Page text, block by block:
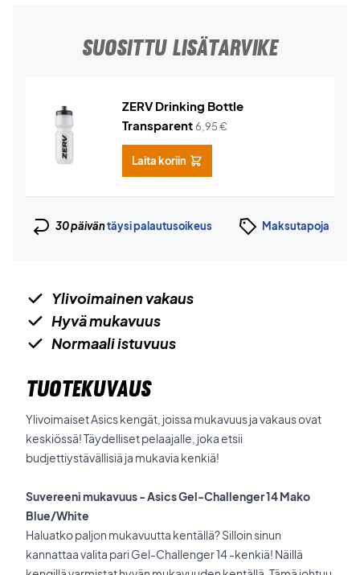
SUOSITTU LISÄTARVIKE
ZERV Drinking Bottle
Transparent6,95€
Laita koriin
30 päiväntäysi palautusoikeus Maksutapoja
Ylivoimainen vakaus
Hyvä mukavuus
Normaali istuvuus
TUOTEKUVAUS
Ylivoimaiset Asics kengät, joissa mukavuus ja vakaus ovat
keskiössä! Täydelliset pelaajalle, joka etsii
budjettiystävällisiä ja mukavia kenkiä!
Suvereeni mukavuus - Asics Gel-Challenger 14 Mako
Blue/White
Haluatko paljon mukavuutta kentällä? Silloin sinun
kannattaa valita pari Gel-Challenger 14 -kenkiä! Näillä